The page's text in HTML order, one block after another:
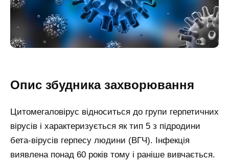
Опис збудника захворювання
Цитомегаловірус відноситься до групи герпетичних
вірусів і характеризується як тип 5 з підродини
бета-вірусів герпесу людини (ВГЧ). Інфекція
виявлена понад 60 років тому і раніше вивчається.